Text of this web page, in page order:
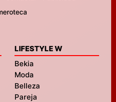
LIFESTYLE W
Bekia
Moda
Belleza
Pareja